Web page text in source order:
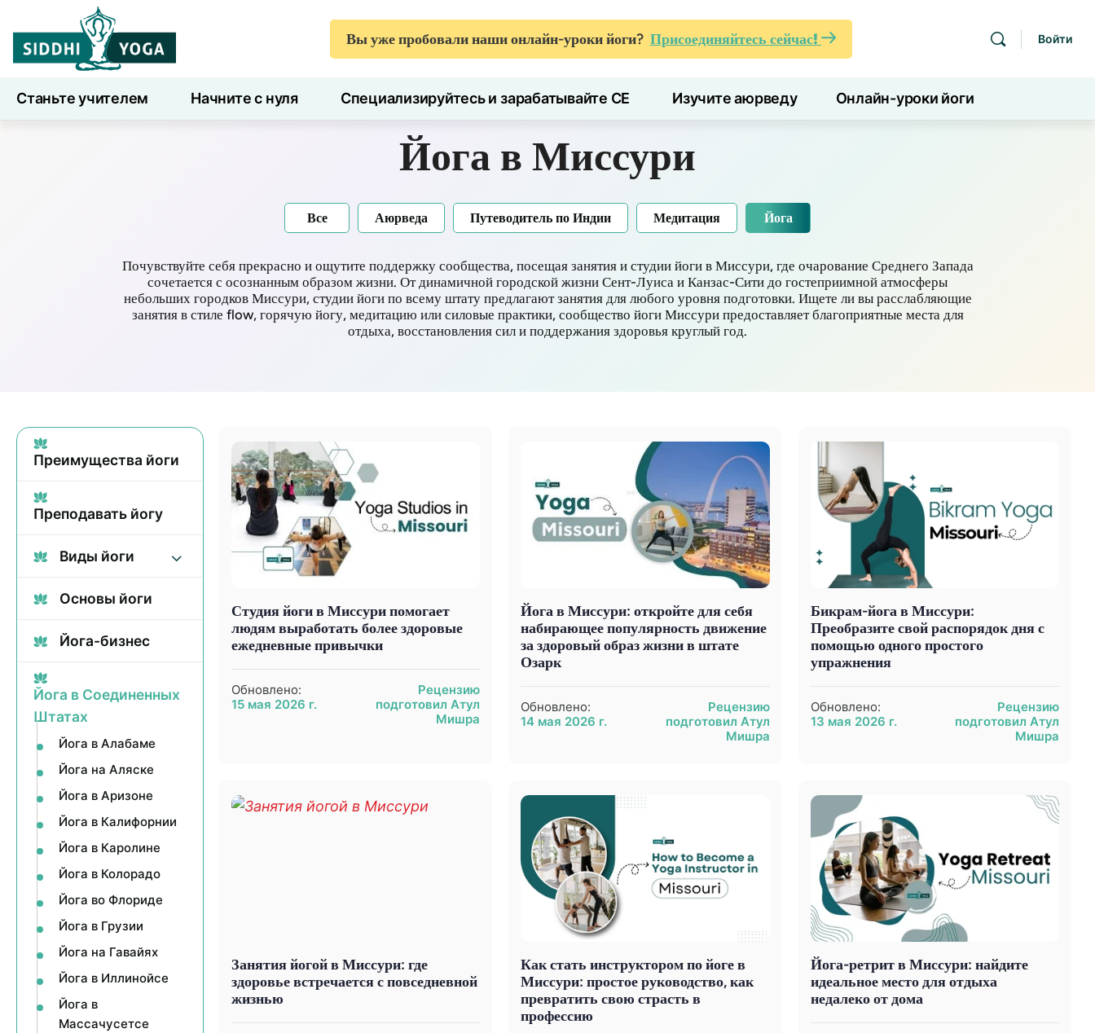
Вы уже пробовали наши онлайн-уроки йоги? Присоединяйтесь сейчас! Войти
Станьте учителем Начните с нуля Специализируйтесь и зарабатывайте CE Изучите аюрведу Онлайн-уроки йоги
Йога в Миссури
Все Аюрведа Путеводитель по Индии Медитация Йога
Почувствуйте себя прекрасно и ощутите поддержку сообщества, посещая занятия и студии йоги в Миссури, где очарование Среднего Запада
сочетается с осознанным образом жизни. От динамичной городской жизни Сент-Луиса и Канзас-Сити до гостеприимной атмосферы
небольших городков Миссури, студии йоги по всему штату предлагают занятия для любого уровня подготовки. Ищете ли вы расслабляющие
занятия в стиле flow, горячую йогу, медитацию или силовые практики, сообщество йоги Миссури предоставляет благоприятные места для
отдыха, восстановления сил и поддержания здоровья круглый год.
Преимущества йоги
Преподавать йогу
Виды йоги
Основы йоги
Йога-бизнес
Йога в Соединенных
Штатах
Йога в Алабаме
Йога на Аляске
Йога в Аризоне
Йога в Калифорнии
Йога в Каролине
Йога в Колорадо
Йога во Флориде
Йога в Грузии
Йога на Гавайях
Йога в Иллинойсе
Йога в
Массачусетсе
Студия йоги в Миссури помогает
людям выработать более здоровые
ежедневные привычки
Обновлено:
15 мая 2026 г.
Рецензию
подготовил Атул
Мишра
Йога в Миссури: откройте для себя
набирающее популярность движение
за здоровый образ жизни в штате
Озарк
Обновлено:
14 мая 2026 г.
Рецензию
подготовил Атул
Мишра
Бикрам-йога в Миссури:
Преобразите свой распорядок дня с
помощью одного простого
упражнения
Обновлено:
13 мая 2026 г.
Рецензию
подготовил Атул
Мишра
Занятия йогой в Миссури: где
здоровье встречается с повседневной
жизнью
Как стать инструктором по йоге в
Миссури: простое руководство, как
превратить свою страсть в
профессию
Йога-ретрит в Миссури: найдите
идеальное место для отдыха
недалеко от дома